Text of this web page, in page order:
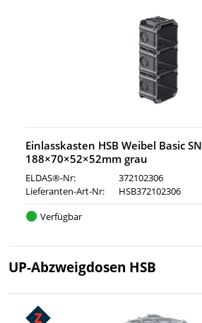
Einlasskasten HSB Weibel Basic
188×70×52×52mm grau
ELDAS®-Nr:
372102306
Lieferanten-Art-Nr:
HSB372102306
Verfügbar
UP-Abzweigdosen HSB